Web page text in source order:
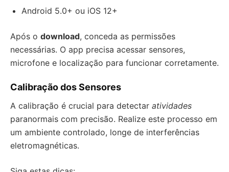
Android 5.0+ ou iOS 12+
Após o download, conceda as permissões
necessárias. O app precisa acessar sensores,
microfone e localização para funcionar corretamente.
Calibração dos Sensores
A calibração é crucial para detectar atividades
paranormais com precisão. Realize este processo em
um ambiente controlado, longe de interferências
eletromagnéticas.